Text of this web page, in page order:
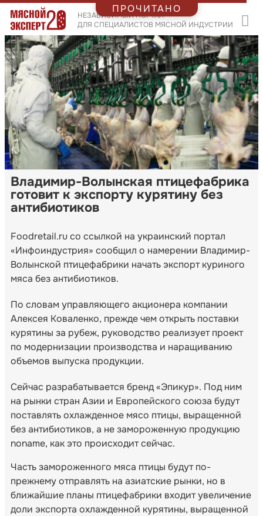
НЕЗАВИСИМЫЙ ПОРТАЛ
ДЛЯ СПЕЦИАЛИСТОВ МЯСНОЙ ИНДУСТРИИ
Владимир-Волынская птицефабрика
готовит к экспорту курятину без
антибиотиков
Foodretail.ru со ссылкой на украинский портал
«Инфоиндустрия» сообщил о намерении Владимир-
Волынской птицефабрики начать экспорт куриного
мяса без антибиотиков.
По словам управляющего акционера компании
Алексея Коваленко, прежде чем открыть поставки
курятины за рубеж, руководство реализует проект
по модернизации производства и наращиванию
объемов выпуска продукции.
Сейчас разрабатывается бренд «Эпикур». Под ним
на рынки стран Азии и Европейского союза будут
поставлять охлажденное мясо птицы, выращенной
без антибиотиков, а не замороженную продукцию
noname, как это происходит сейчас.
Часть замороженного мяса птицы будут по-
прежнему отправлять на азиатские рынки, но в
ближайшие планы птицефабрики входит увеличение
доли экспорта охлажденной курятины, выращенной
ПРОЧИТАНО